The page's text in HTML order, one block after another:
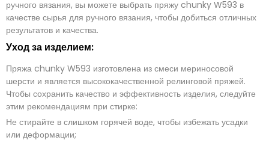
ручного вязания, вы можете выбрать пряжу chunky W593 в
качестве сырья для ручного вязания, чтобы добиться отличных
результатов и качества.
Уход за изделием:
Пряжа chunky W593 изготовлена из смеси мериносовой
шерсти и является высококачественной релинговой пряжей.
Чтобы сохранить качество и эффективность изделия, следуйте
этим рекомендациям при стирке:
Не стирайте в слишком горячей воде, чтобы избежать усадки
или деформации;